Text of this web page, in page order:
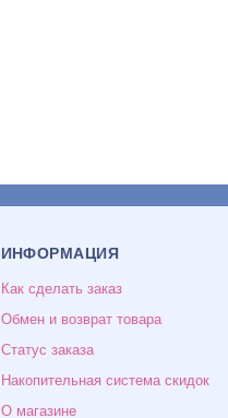
ИНФОРМАЦИЯ
Как сделать заказ
Обмен и возврат товара
Статус заказа
Накопительная система скидок
О магазине